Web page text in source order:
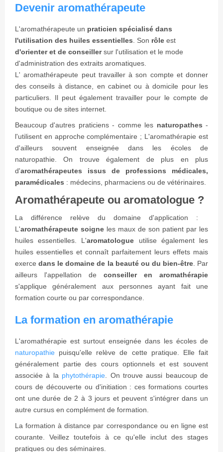
Devenir aromathérapeute
L'aromathérapeute un praticien spécialisé dans
l'utilisation des huiles essentielles . Son rôle est
d'orienter et de conseillersur l'utilisation et le mode
d'administration des extraits aromatiques.
L' aromathérapeute peut travailler à son compte et donner
des conseils à distance, en cabinet ou à domicile pour les
particuliers. Il peut également travailler pour le compte de
boutique ou de sites internet.
Beaucoup d'autres praticiens - comme les naturopathes-
l'utilisent en approche complémentaire ; L'aromathérapie est
d'ailleurs souvent enseignée dans les écoles de
naturopathie. On trouve également de plus en plus
d'aromathérapeutes issus de professions médicales,
paramédicales : médecins, pharmaciens ou de vétérinaires.
Aromathérapeute ou aromatologue ?
La différence relève du domaine d'application :
L'aromathérapeute soigne les maux de son patient par les
huiles essentielles. L'aromatologue utilise également les
huiles essentielles et connaît parfaitement leurs effets mais
exercedans le domaine de la beauté ou du bien-être. Par
ailleurs l'appellation de conseiller en aromathérapie
s'applique généralement aux personnes ayant fait une
formation courte ou par correspondance.
La formation en aromathérapie
L'aromathérapie est surtout enseignée dans les écoles de
naturopathie puisqu'elle relève de cette pratique. Elle fait
généralement partie des cours optionnels et est souvent
associée à la phytothérapie . On trouve aussi beaucoup de
cours de découverte ou d'initiation : ces formations courtes
ont une durée de 2 à 3 jours et peuvent s'intégrer dans un
autre cursus en complément de formation.
La formation à distance par correspondance ou en ligne est
courante. Veillez toutefois à ce qu'elle inclut des stages
pratiques ou des séminaires.